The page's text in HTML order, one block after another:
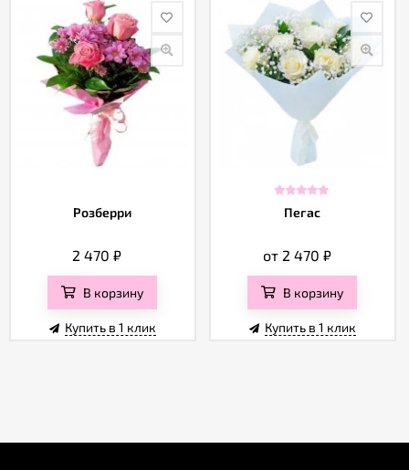
Розберри
2 470₽
В корзину
Купить в 1 клик
Пегас
от 2 470 ₽
В корзину
Купить в 1 клик